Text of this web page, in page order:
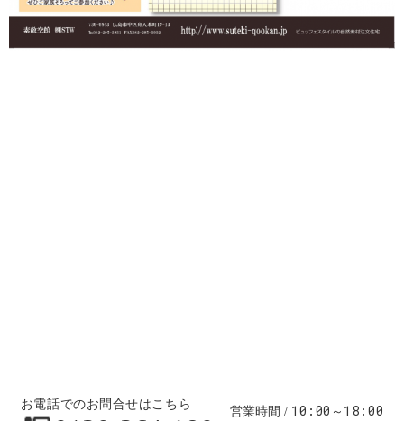
お電話でのお問合せはこちら 営業時間 10:00～18:00